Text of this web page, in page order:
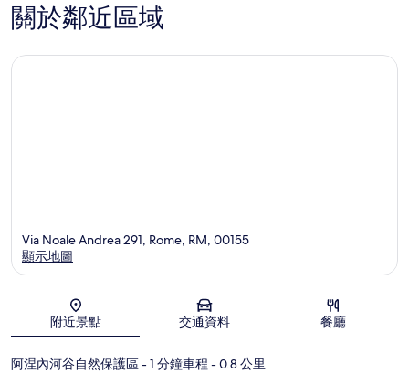
關於鄰近區域
地圖
Via Noale Andrea 291, Rome, RM, 00155
顯示地圖
附近景點 交通資料 餐廳
阿涅內河谷自然保護區- 1 分鐘車程 - 0.8 公里